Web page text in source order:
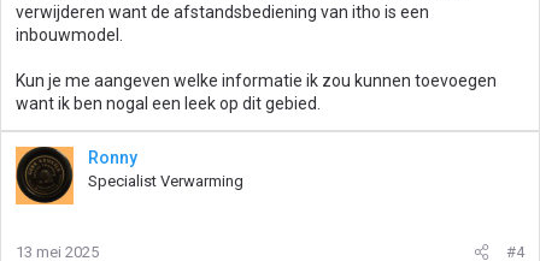
verwijderen want de afstandsbediening van itho is een
inbouwmodel.
Kun je me aangeven welke informatie ik zou kunnen toevoegen
want ik ben nogal een leek op dit gebied.
Ronny
Specialist Verwarming
13 mei 2025 #4